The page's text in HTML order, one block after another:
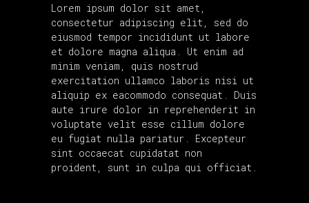
Lorem ipsum dolor sit amet,
consectetur adipiscing elit, sed do
eiusmod tempor incididunt ut labore
et dolore magna aliqua. Ut enim ad
minim veniam, quis nostrud
exercitation ullamco laboris nisi ut
aliquip ex eacommodo consequat. Duis
aute irure dolor in reprehenderit in
voluptate velit esse cillum dolore
eu fugiat nulla pariatur. Excepteur
sint occaecat cupidatat non
proident, sunt in culpa qui officiat.